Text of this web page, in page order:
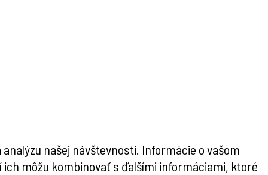
našej návštevnosti. Informácie o vašom
môžu kombinovať s ďalšími informáciami, ktoré